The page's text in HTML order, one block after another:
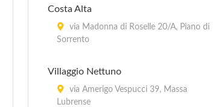
Costa Alta
via Madonna di Roselle 20/A, Piano di
Sorrento
Villaggio Nettuno
via Amerigo Vespucci 39, Massa
Lubrense